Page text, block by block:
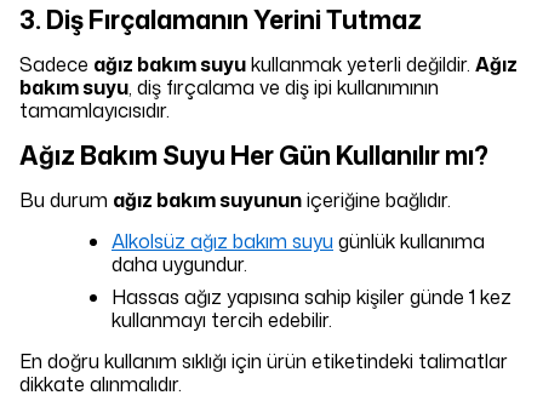
3. Diş Fırçalamanın Yerini Tutmaz
Sadece ağız bakım suyukullanmak yeterli değildir. Ağız
bakım suyu, diş fırçalama ve diş ipi kullanımının
tamamlayıcısıdır.
Ağız Bakım Suyu Her Gün Kullanılır mı?
Bu durum ağız bakım suyununiçeriğine bağlıdır.
Alkolsüz ağız bakım suyu günlük kullanıma
daha uygundur.
Hassas ağız yapısına sahip kişiler günde 1 kez
kullanmayı tercih edebilir.
En doğru kullanım sıklığı için ürün etiketindeki talimatlar
dikkate alınmalıdır.